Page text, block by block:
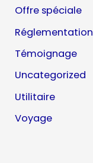
Offre spéciale
Réglementation
Témoignage
Uncategorized
Utilitaire
Voyage